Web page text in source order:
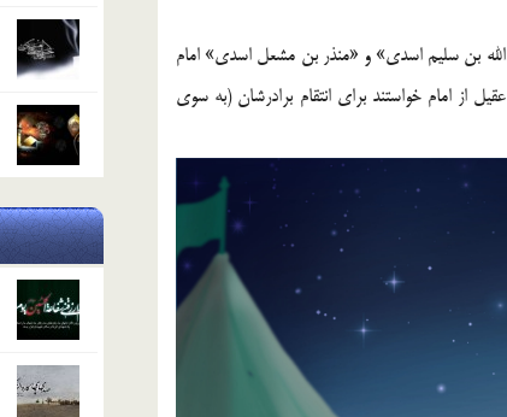
بن سلیم اسدی» و «منذر بن مشعل اسدی» امام
از امام خواستند برای انتقام برادرشان (به سوی